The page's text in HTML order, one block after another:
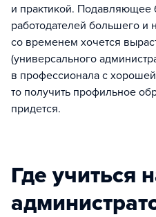
и практикой. Подавляющее
работодателей большего и
со временем хочется
(универсального
в профессионала с
то получить профильное
придется.
Где учиться